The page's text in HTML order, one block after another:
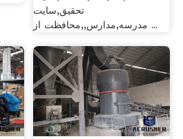
تحقیق,سایت
مدرسه,مدارس,,محافظت از ...